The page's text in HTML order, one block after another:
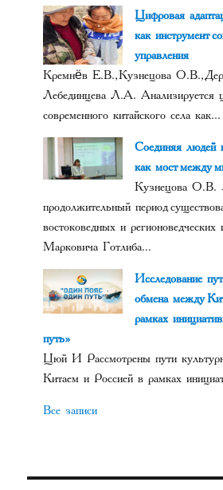
Цифровая
как инструмент
управления
Кремнёв Е.В., Кузнецова О.В.,
Лебединцева Л.А. Анализируется
современного китайского села как...
Соединяя людей
как мост между
Кузнецова О.В.
продолжительный период
востоковедных и регионоведческих
Марковича Готлиба...
Исследование
обмена между
рамках
путь»
Цюй И Рассмотрены пути
Китаем и Россией в рамках
Все записи